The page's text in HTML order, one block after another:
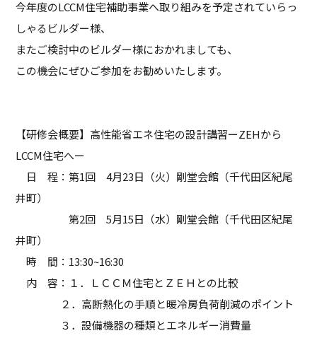
今年度のLCCM住宅補助事業へ取り組みを予定されていらっ
しゃるビルダー様、
またご検討中のビルダー様におかれましても、
この機会にぜひご参加をお勧めいたします。
【研修会概要】高性能省エネ住宅の設計講習ーZEHから
LCCM住宅へー
日 程：第1回 4月23日（火）剛堂会館（千代田区紀尾
井町）
第2回 5月15日（水）剛堂会館（千代田区紀尾
井町）
時 間：13:30~16:30
内 容：１．ＬＣＣＭ住宅とＺＥＨとの比較
２．高断熱化の手順と暖冷房負荷削減のポイント
３．設備機器の種類とエネルギー消費量